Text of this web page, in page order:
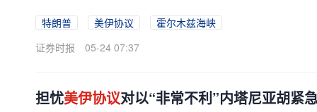
特朗普 美伊协议
霍尔木兹海峡
证券时报
05-24 07:37
担忧美伊协议对以“非常不利”内塔尼亚胡紧